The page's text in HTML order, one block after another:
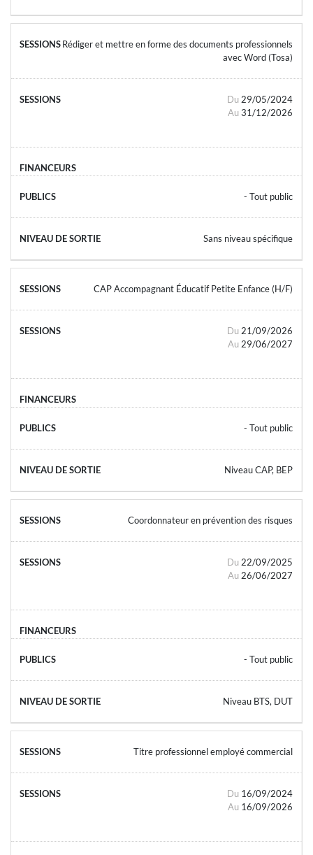
Rédiger et mettre en forme des documents professionnels
avec Word (Tosa)
Du 29/05/2024
Au 31/12/2026
- Tout public
Sans niveau spécifique
CAP Accompagnant Éducatif Petite Enfance (H/F)
Du 21/09/2026
Au 29/06/2027
- Tout public
Niveau CAP, BEP
Coordonnateur en prévention des risques
Du 22/09/2025
Au 26/06/2027
- Tout public
Niveau BTS, DUT
Titre professionnel employé commercial
Du 16/09/2024
Au 16/09/2026